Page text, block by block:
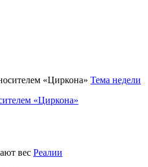
Тема недели
«Циркона»
Реалии